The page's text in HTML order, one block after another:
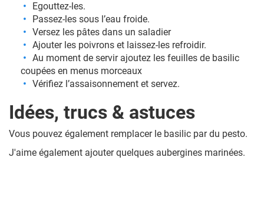
Egouttez-les.
Passez-les sous l’eau froide.
Versez les pâtes dans un saladier
Ajouter les poivrons et laissez-les refroidir.
Au moment de servir ajoutez les feuilles de basilic
coupées en menus morceaux
Vérifiez l’assaisonnement et servez.
Idées, trucs & astuces
Vous pouvez également remplacer le basilic par du pesto.
J'aime également ajouter quelques aubergines marinées.